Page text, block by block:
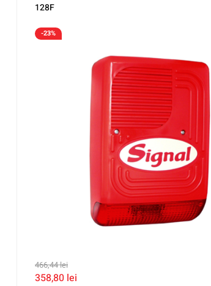
128F
-23%
466,44lei
358,80 lei